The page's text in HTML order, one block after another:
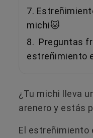
7.
michi🐱
8. Preguntas
estreñimiento
¿Tu michi lleva
arenero y estás
El estreñimiento